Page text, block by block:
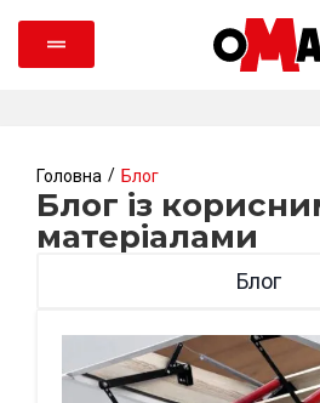
Головна / Блог
Блог із
матеріалами
Блог